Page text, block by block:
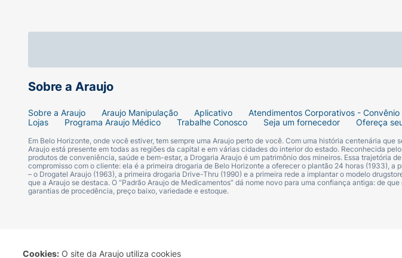
Cookies: O site da Araujo utiliza cookies
Sobre a Araujo
Sobre a Araujo Araujo Manipulação Aplicativo Atendimentos Corporativos - Convênio
Lojas
Programa Araujo Médico Trabalhe Conosco Seja um fornecedor Ofereça
Em Belo Horizonte, onde você estiver, tem sempre uma Araujo perto de você. Com uma história centenária que
Araujo está presente em todas as regiões da capital e em várias cidades do interior do estado. Reconhecida
produtos de conveniência, saúde e bem-estar, a Drogaria Araujo é um patrimônio dos mineiros. Essa trajetória
compromisso com o cliente: ela é a primeira drogaria de Belo Horizonte a oferecer o plantão 24 horas (1933), a
– o Drogatel Araujo (1963), a primeira drogaria Drive-Thru (1990) e a primeira rede a implantar o modelo
que a Araujo se destaca. O “Padrão Araujo de Medicamentos” dá nome novo para uma confiança antiga: de
garantias de procedência, preço baixo, variedade e estoque.